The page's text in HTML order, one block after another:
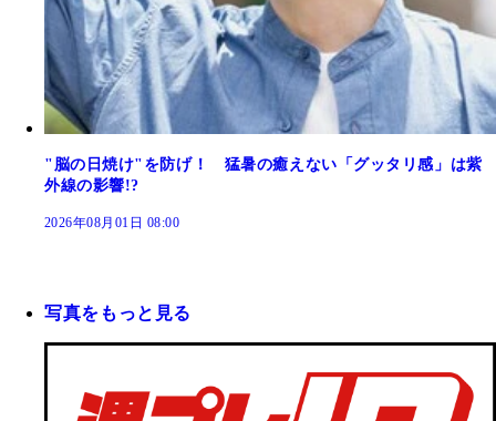
"脳の日焼け"を防げ！ 猛暑の癒えない「グッタリ感」は紫
外線の影響!?
2026年08月01日 08:00
写真をもっと見る